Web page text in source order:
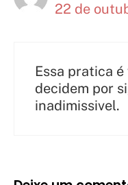
22 de
Essa pratica
decidem por
inadimissivel.